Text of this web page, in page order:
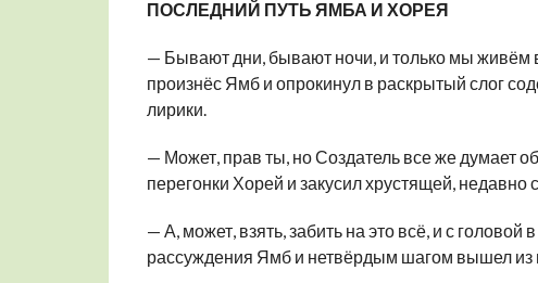
ПОСЛЕДНИЙ ПУТЬ ЯМБА И ХОРЕЯ
— Бывают дни, бывают ночи, и только мы живём
произнёс Ямб и опрокинул в раскрытый слог
лирики.
— Может, прав ты, но Создатель все же думает
перегонки Хорей и закусил хрустящей, недавно
— А, может, взять, забить на это всё, и с
рассуждения Ямб и нетвёрдым шагом вышел из